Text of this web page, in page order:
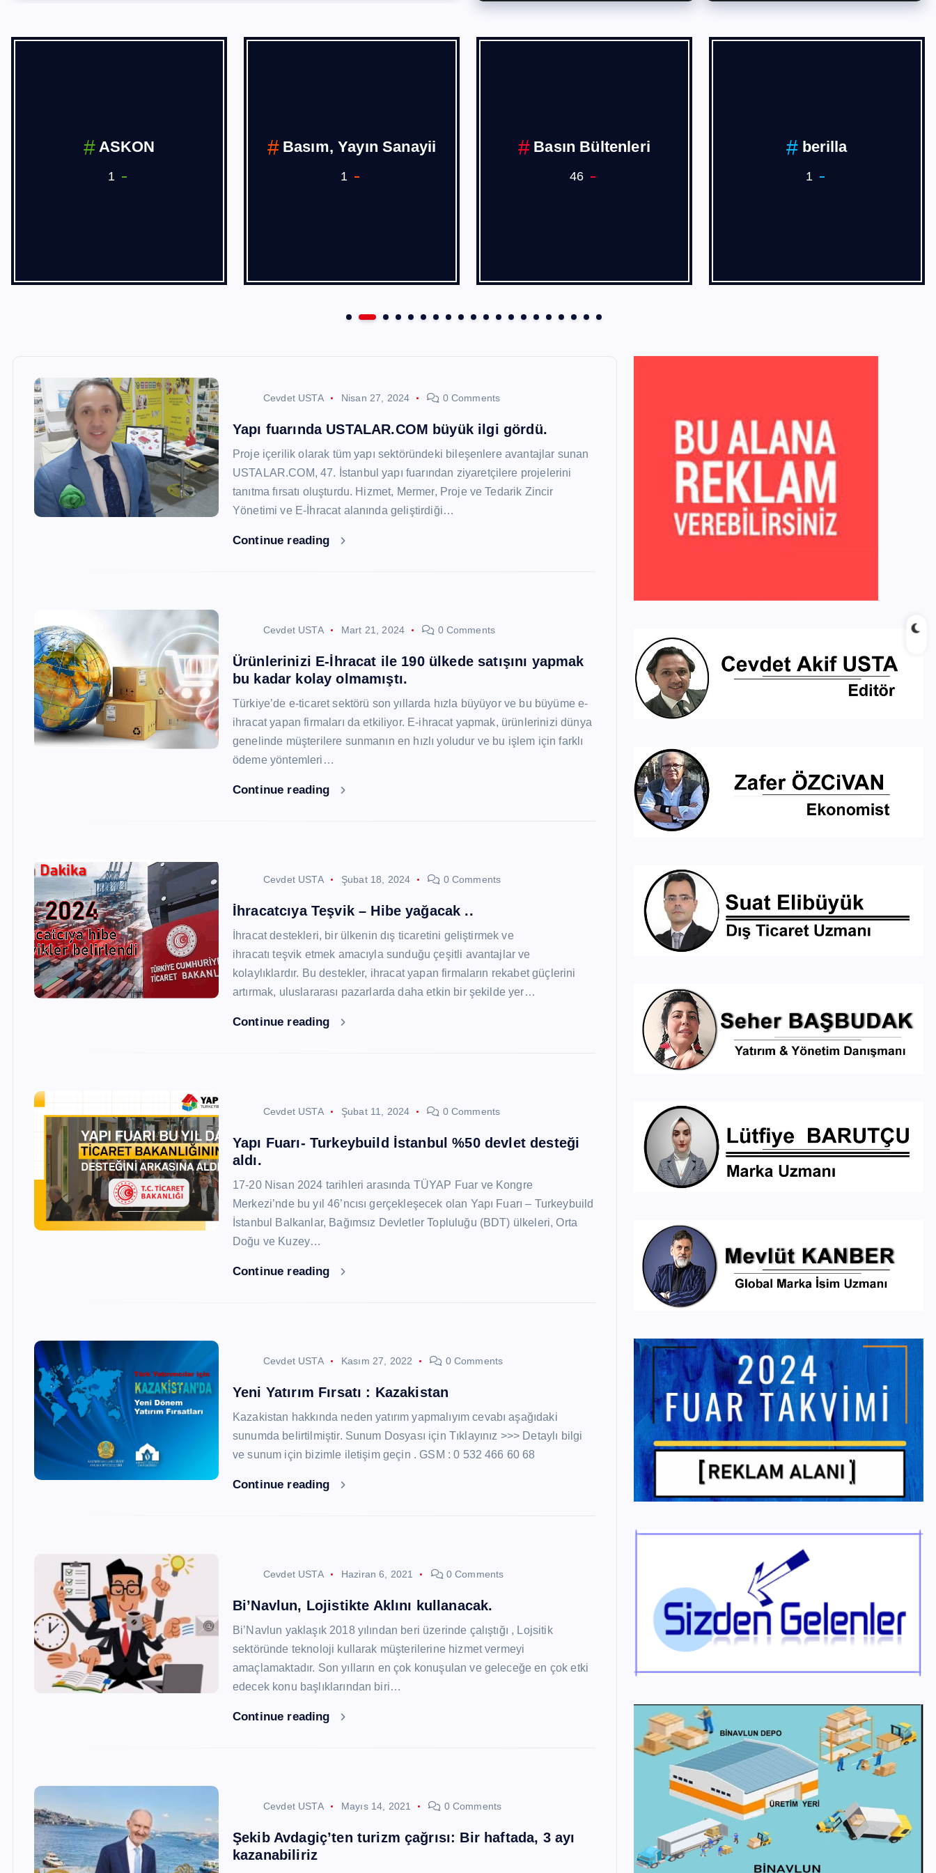
BÖLGESEL
Borusan
1
Burak PEHLİVAN
4
BURSA
3
Cevdet USTA Nisan 27, 2024 0 Comments
Yapı fuarında USTALAR.COM büyük ilgi gördü.
Proje içerilik olarak tüm yapı sektöründeki bileşenlere avantajlar sunan
USTALAR.COM, 47. İstanbul yapı fuarından ziyaretçilere projelerini
tanıtma fırsatı oluşturdu. Hizmet, Mermer, Proje ve Tedarik Zincir
Yönetimi ve E-İhracat alanında geliştirdiği…
Continue reading
Cevdet USTA Mart 21, 2024 0 Comments
Ürünlerinizi E-İhracat ile 190 ülkede satışını yapmak
bu kadar kolay olmamıştı.
Türkiye’de e-ticaret sektörü son yıllarda hızla büyüyor ve bu büyüme e-
ihracat yapan firmaları da etkiliyor. E-ihracat yapmak, ürünlerinizi dünya
genelinde müşterilere sunmanın en hızlı yoludur ve bu işlem için farklı
ödeme yöntemleri…
Continue reading
Cevdet USTA Şubat 18, 2024 0 Comments
İhracatcıya Teşvik – Hibe yağacak ..
İhracat destekleri, bir ülkenin dış ticaretini geliştirmek ve
ihracatı teşvik etmek amacıyla sunduğu çeşitli avantajlar ve
kolaylıklardır. Bu destekler, ihracat yapan firmaların rekabet güçlerini
artırmak, uluslararası pazarlarda daha etkin bir şekilde yer…
Continue reading
Cevdet USTA Şubat 11, 2024 0 Comments
Yapı Fuarı- Turkeybuild İstanbul %50 devlet desteği
aldı.
17-20 Nisan 2024 tarihleri arasında TÜYAP Fuar ve Kongre
Merkezi’nde bu yıl 46’ncısı gerçekleşecek olan Yapı Fuarı – Turkeybuild
İstanbul Balkanlar, Bağımsız Devletler Topluluğu (BDT) ülkeleri, Orta
Doğu ve Kuzey…
Continue reading
Cevdet USTA Kasım 27, 2022 0 Comments
Yeni Yatırım Fırsatı : Kazakistan
Kazakistan hakkında neden yatırım yapmalıyım cevabı aşağıdaki
sunumda belirtilmiştir. Sunum Dosyası için Tıklayınız >>> Detaylı bilgi
ve sunum için bizimle iletişim geçin . GSM : 0 532 466 60 68
Continue reading
Cevdet USTA Haziran 6, 2021 0 Comments
Bi’Navlun, Lojistikte Aklını kullanacak.
Bi’Navlun yaklaşık 2018 yılından beri üzerinde çalıştığı , Lojsitik
sektöründe teknoloji kullarak müşterilerine hizmet vermeyi
amaçlamaktadır. Son yılların en çok konuşulan ve geleceğe en çok etki
edecek konu başlıklarından biri…
Continue reading
Cevdet USTA Mayıs 14, 2021 0 Comments
Şekib Avdagiç’ten turizm çağrısı: Bir haftada, 3 ayı
kazanabiliriz